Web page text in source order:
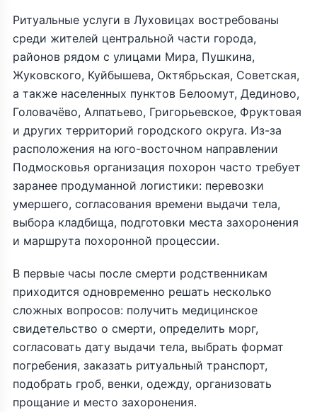
Ритуальные услуги в Луховицах востребованы
среди жителей центральной части города,
районов рядом с улицами Мира, Пушкина,
Жуковского, Куйбышева, Октябрьская, Советская,
а также населенных пунктов Белоомут, Дединово,
Головачёво, Алпатьево, Григорьевское, Фруктовая
и других территорий городского округа. Из-за
расположения на юго-восточном направлении
Подмосковья организация похорон часто требует
заранее продуманной логистики: перевозки
умершего, согласования времени выдачи тела,
выбора кладбища, подготовки места захоронения
и маршрута похоронной процессии.
В первые часы после смерти родственникам
приходится одновременно решать несколько
сложных вопросов: получить медицинское
свидетельство о смерти, определить морг,
согласовать дату выдачи тела, выбрать формат
погребения, заказать ритуальный транспорт,
подобрать гроб, венки, одежду, организовать
прощание и место захоронения.